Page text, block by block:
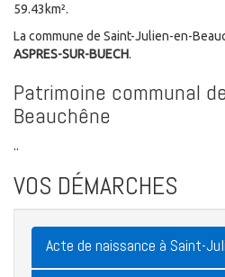
59.43km².
La commune de Saint-Julien-en-
ASPRES-SUR-BUECH.
Patrimoine communal
Beauchêne
..
VOS DÉMARCHES
Acte de naissance à Saint-